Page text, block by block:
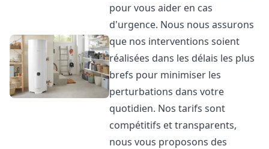
pour vous aider en cas
d'urgence. Nous nous assurons
que nos interventions soient
réalisées dans les délais les plus
brefs pour minimiser les
perturbations dans votre
quotidien. Nos tarifs sont
compétitifs et transparents,
nous vous proposons des